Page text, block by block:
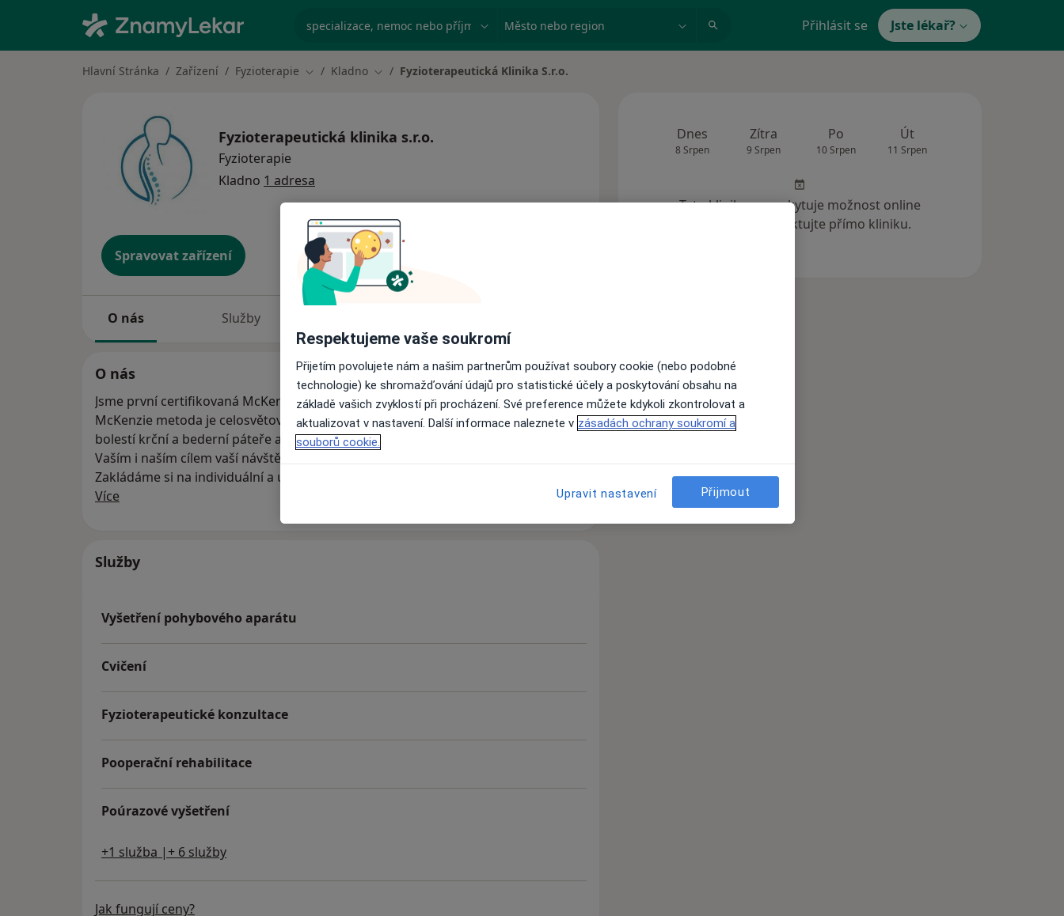
specializace, nemoc nebo příjmení Město nebo region Přihlásit se Jste lékař?
Hlavní Stránka Zařízení Fyzioterapie Změna města
Kladno Změna města
Fyzioterapeutická Klinika S.r.o.
Fyzioterapeutická klinika s.r.o.
Fyzioterapie
Kladno 1 adresa
Spravovat zařízení
O nás Služby
O nás
Jsme první certifikovaná McKenzie klinika.
McKenzie metoda je celosvětově uznávaná jako přední léčebný postup pro léčbu
bolestí krční a bederní páteře a bolestí kloubů končetin.
Vaším i naším cílem vaší návštěvy je vyléčení a uzdravení, ne dlouhodobé léčení!
Zakládáme si na individuální a úzké spolupráci fyzioterapeuta s každým klientem!
Více
Služby
Vyšetření pohybového aparátu
Cvičení
Fyzioterapeutické konzultace
Pooperační rehabilitace
Poúrazové vyšetření
+1 služba |+ 6 služby
Jak fungují ceny?
Dnes
8 Srpen
Zítra
9 Srpen
Po
10 Srpen
Út
11 Srpen
Tato klinika neposkytuje možnost online
objednání. Kontaktujte přímo kliniku.
Respektujeme vaše soukromí
Přijetím povolujete nám a našim partnerům používat soubory cookie (nebo podobné
technologie) ke shromažďování údajů pro statistické účely a poskytování obsahu na
základě vašich zvyklostí při procházení. Své preference můžete kdykoli zkontrolovat a
aktualizovat v nastavení. Další informace naleznete v zásadách ochrany soukromí a
souborů cookie.
Upravit nastavení Přijmout